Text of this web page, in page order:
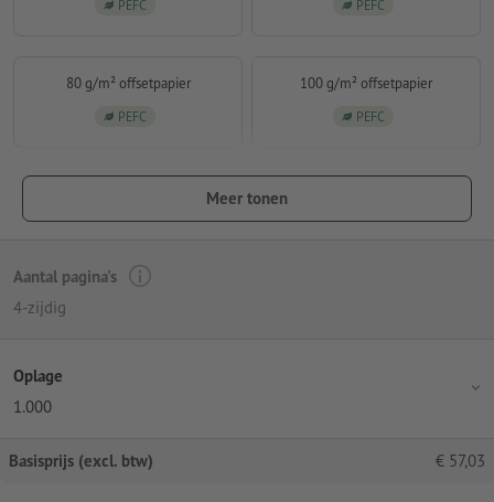
PEFC PEFC
80 g/m² offsetpapier
PEFC
100 g/m² offsetpapier
PEFC
Meer tonen
Aantal pagina's
4-zijdig
Oplage
1.000
Basisprijs (excl. btw) € 57,03